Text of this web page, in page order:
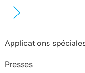
Applications
Presses